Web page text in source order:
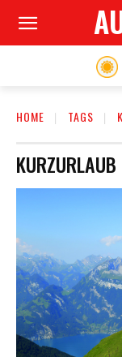
HOME TAGS
KURZURLAUB